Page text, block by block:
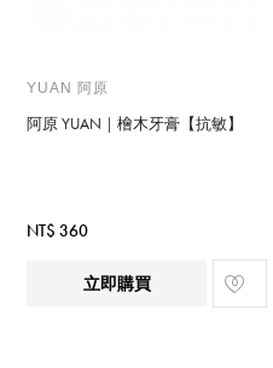
YUAN 阿原
阿原 YUAN｜檜木牙膏【抗敏】
NT$ 360
立即購買